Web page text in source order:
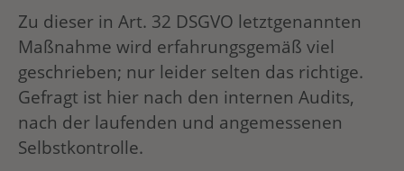
Zu dieser in Art. 32 DSGVO letztgenannten
Maßnahme wird erfahrungsgemäß viel
geschrieben; nur leider selten das richtige.
Gefragt ist hier nach den internen Audits,
nach der laufenden und angemessenen
Selbstkontrolle.